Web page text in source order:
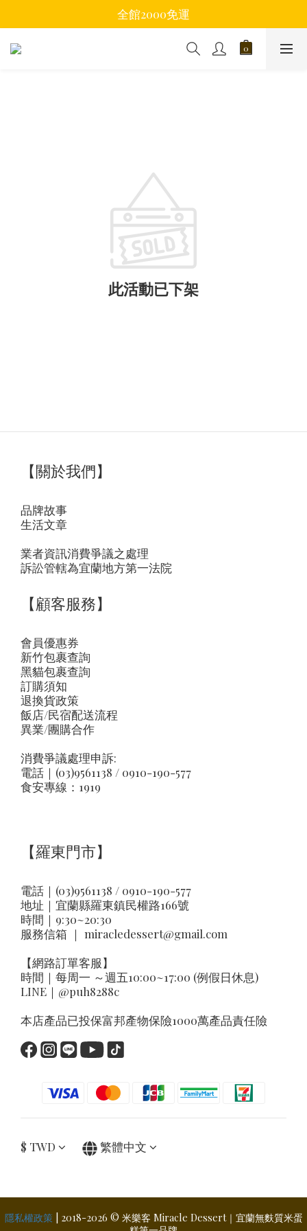
全館2000免運
此活動已下架
【關於我們】
品牌故事
生活文章
業者資訊消費爭議之處理
訴訟管轄為宜蘭地方第一法院
【顧客服務】
會員優惠券
新竹包裹查詢
黑貓包裹查詢
訂購須知
退換貨政策
飯店/民宿配送流程
異業/團購合作
消費爭議處理申訴:
電話｜(03)9561138 / 0910-190-577
食安專線：1919
【羅東門市】
電話｜(03)9561138 / 0910-190-577
地址｜ 宜蘭縣羅東鎮民權路166號
時間｜9:30~20:30
服務信箱 ｜ miracledessert@gmail.com
【網路訂單客服】
時間｜每周一 ～週五10:00~17:00 (例假日休息)
LINE｜ @puh8288c
本店產品已投保富邦產物保險1000萬產品責任險
$ TWD 繁體中文
隱私權政策| 2018-2026 © 米樂客 Miracle Dessert｜宜蘭無麩質米蛋